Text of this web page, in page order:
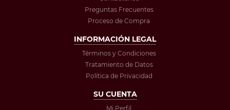
Preguntas Frecuentes
Proceso de Compra
INFORMACIÓN LEGAL
Términos y Condiciones
Tratamiento de Datos
Política de Privacidad
SU CUENTA
Mi Perfil